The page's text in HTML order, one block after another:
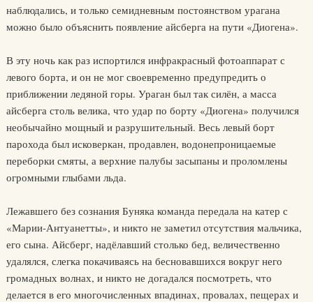
наблюдались, и только семидневным постоянством урагана
можно было объяснить появление айсберга на пути «Диогена».
В эту ночь как раз испортился инфракрасный фотоаппарат с
левого борта, и он не мог своевременно предупредить о
приближении ледяной горы. Ураган был так силён, а масса
айсберга столь велика, что удар по борту «Диогена» получился
необычайно мощный и разрушительный. Весь левый борт
парохода был исковеркан, продавлен, водонепроницаемые
переборки смяты, а верхние палубы засыпаны и проломлены
огромными глыбами льда.
Лежавшего без сознания Буняка команда передала на катер с
«Марии-Антуанетты», и никто не заметил отсутствия мальчика,
его сына. Айсберг, надёлавший столько бед, величественно
удалялся, слегка покачиваясь на бесновавшихся вокруг него
громадных волнах, и никто не догадался посмотреть, что
делается в его многочисленных впадинах, провалах, пещерах и